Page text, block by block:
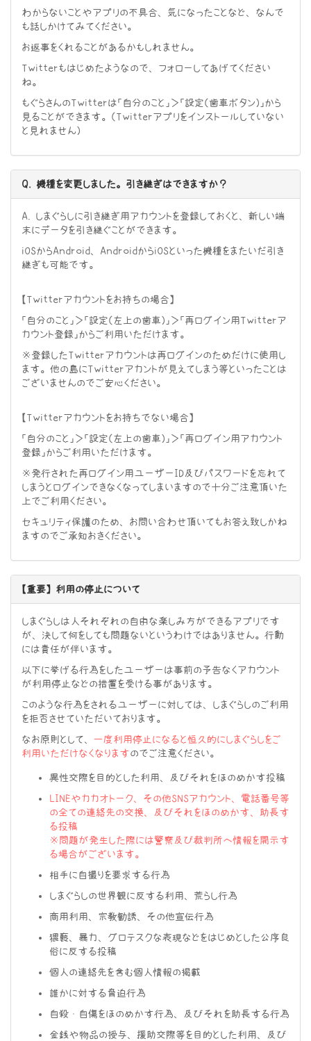
わからないことやアプリの不具合、気になったことなど、なんで
も話しかけてみてください。
お返事をくれることがあるかもしれません。
Twitterもはじめたようなので、フォローしてあげてください
ね。
もぐらさんのTwitterは「自分のこと」＞「設定（歯車ボタン）」から
見ることができます。（Twitterアプリをインストールしていない
と見れません）
Q. 機種を変更しました。引き継ぎはできますか？
A. しまぐらしに引き継ぎ用アカウントを登録しておくと、新しい端
末にデータを引き継ぐことができます。
iOSからAndroid、AndroidからiOSといった機種をまたいだ引き
継ぎも可能です。
【Twitterアカウントをお持ちの場合】
「自分のこと」＞「設定（左上の歯車）」＞「再ログイン用Twitterア
カウント登録」からご利用いただけます。
※登録したTwitterアカウントは再ログインのためだけに使用し
ます。他の島にTwitterアカントが見えてしまう等といったことは
ございませんのでご安心ください。
【Twitterアカウントをお持ちでない場合】
「自分のこと」＞「設定（左上の歯車）」＞「再ログイン用アカウント
登録」からご利用いただけます。
※発行された再ログイン用ユーザーID及びパスワードを忘れて
しまうとログインできなくなってしまいますので十分ご注意頂いた
上でご利用ください。
セキュリティ保護のため、お問い合わせ頂いてもお答え致しかね
ますのでご承知おきください。
【重要】 利用の停止について
しまぐらしは人それぞれの自由な楽しみ方ができるアプリです
が、決して何をしても問題ないというわけではありません。行動
には責任が伴います。
以下に挙げる行為をしたユーザーは事前の予告なくアカウント
が利用停止などの措置を受ける事があります。
このような行為をされるユーザーに対しては、しまぐらしのご利用
を拒否させていただいております。
なお原則として、 一度利用停止になると恒久的にしまぐらしをご
利用いただけなくなりますのでご注意ください。
異性交際を目的とした利用、及びそれをほのめかす投稿
LINEやカカオトーク、その他SNSアカウント、電話番号等
の全ての連絡先の交換、及びそれをほのめかす、助長す
る投稿
※問題が発生した際には警察及び裁判所へ情報を開示す
る場合がございます。
相手に自撮りを要求する行為
しまぐらしの世界観に反する利用、荒らし行為
商用利用、宗教勧誘、その他宣伝行為
猥褻、暴力、グロテスクな表現などをはじめとした公序良
俗に反する投稿
個人の連絡先を含む個人情報の掲載
誰かに対する脅迫行為
自殺・自傷をほのめかす行為、及びそれを助長する行為
金銭や物品の授与、援助交際等を目的とした利用、及び